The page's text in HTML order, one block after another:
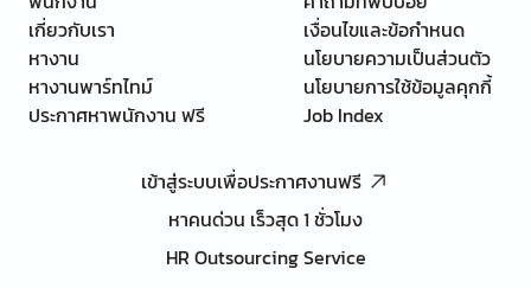
เกี่ยวกับเรา
หางาน
หางานพาร์ทไทม์
ประกาศหาพนักงาน ฟรี
เงื่อนไขและข้อกำหนด
นโยบายความเป็นส่วนตัว
นโยบายการใช้ข้อมูลคุกกี้
Job Index
เข้าสู่ระบบเพื่อประกาศงานฟรี
หาคนด่วน เร็วสุด 1 ชั่วโมง
HR Outsourcing Service